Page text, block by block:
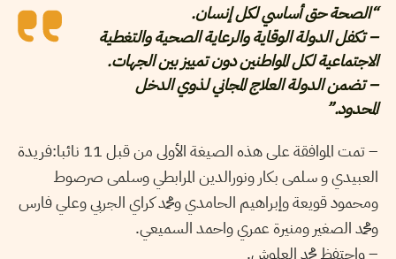
“الصحة حق أساسي لكل إنسان.
– تكفل الدولة الوقاية والرعاية الصحية والتغطية
الاجتماعية لكل المواطنين دون تمييز بين الجهات.
– تضمن الدولة العلاج المجاني لذوي الدخل
المحدود.”
– تمت الموافقة على هذه الصيغة الأولى من قبل 11 نائبا:فريدة
العبيدي و سلمى بكار ونورالدين المرابطي وسلمى صرصوط
ومحمود قويعة وإبراهيم الحامدي ومحمد كراي الجربي وعلي فارس
ومحمد الصغير ومنيرة عمري واحمد السميعي.
– واحتفظ محمد العلوش.